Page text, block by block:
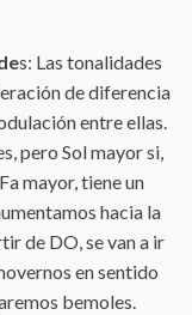
s: Las tonalidades
de diferencia
entre ellas.
pero Sol mayor si,
mayor, tiene un
hacia la
de DO, se van a ir
en sentido
bemoles.